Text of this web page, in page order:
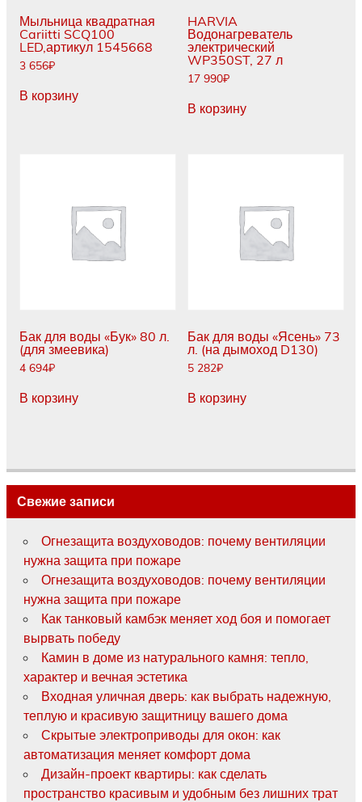
Мыльница квадратная
Cariitti SCQ100
LED,артикул 1545668
3 656₽
В корзину
HARVIA
Водонагреватель
электрический
WP350ST, 27 л
17 990₽
В корзину
Бак для воды «Бук» 80 л.
(для змеевика)
4 694₽
В корзину
Бак для воды «Ясень» 73
л. (на дымоход D130)
5 282₽
В корзину
Свежие записи
Огнезащита воздуховодов: почему вентиляции
нужна защита при пожаре
Огнезащита воздуховодов: почему вентиляции
нужна защита при пожаре
Как танковый камбэк меняет ход боя и помогает
вырвать победу
Камин в доме из натурального камня: тепло,
характер и вечная эстетика
Входная уличная дверь: как выбрать надежную,
теплую и красивую защитницу вашего дома
Скрытые электроприводы для окон: как
автоматизация меняет комфорт дома
Дизайн-проект квартиры: как сделать
пространство красивым и удобным без лишних трат